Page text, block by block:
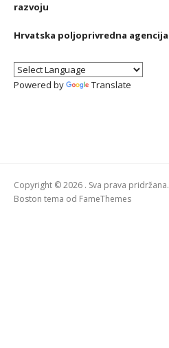
razvoju
Hrvatska poljoprivredna agencija
Powered by Translate
Copyright © 2026 . Sva prava pridržana.
Boston tema od FameThemes